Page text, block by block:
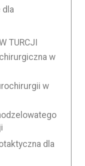
dla
TURCJI
w
w
dla